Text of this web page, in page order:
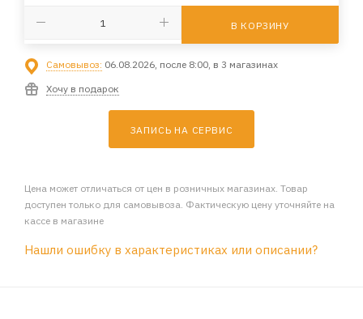
В КОРЗИНУ
Самовывоз: 06.08.2026, после 8:00, в 3 магазинах
Хочу в подарок
ЗАПИСЬ НА СЕРВИС
Цена может отличаться от цен в розничных магазинах. Товар
доступен только для самовывоза. Фактическую цену уточняйте на
кассе в магазине
Нашли ошибку в характеристиках или описании?